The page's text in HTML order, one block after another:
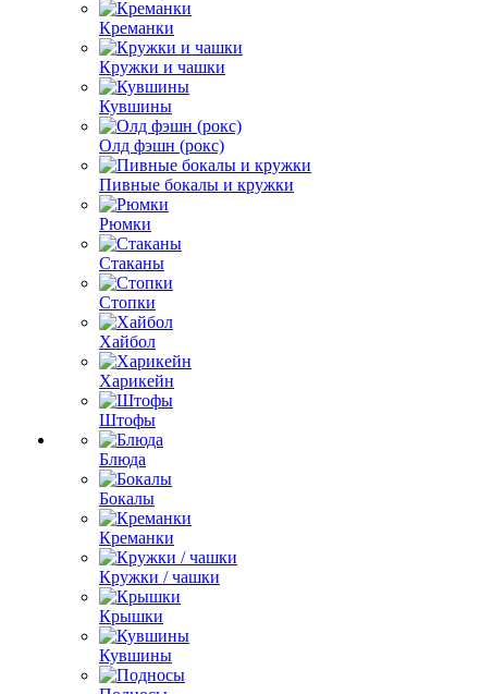
Креманки
Кружки и чашки
Кувшины
Олд фэшн (рокс)
Пивные бокалы и кружки
Рюмки
Стаканы
Стопки
Хайбол
Харикейн
Штофы
Блюда
Бокалы
Креманки
Кружки / чашки
Крышки
Кувшины